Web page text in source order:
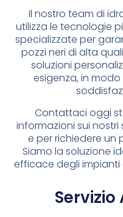
Il nostro team di
utilizza le tecnologie
specializzate per
pozzi neri di alta
soluzioni
esigenza, in
Contattaci oggi
informazioni sui nostri
e per richiedere un
Siamo la soluzione
efficace degli impianti